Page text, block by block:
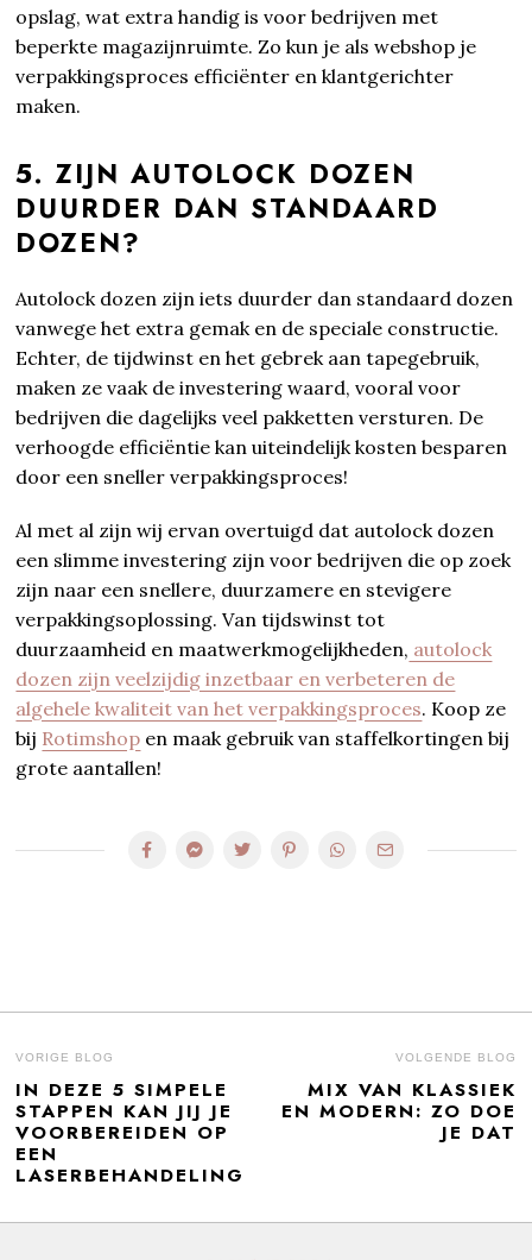
opslag, wat extra handig is voor bedrijven met
beperkte magazijnruimte. Zo kun je als webshop je
verpakkingsproces efficiënter en klantgerichter
maken.
5. ZIJN AUTOLOCK DOZEN
DUURDER DAN STANDAARD
DOZEN?
Autolock dozen zijn iets duurder dan standaard dozen
vanwege het extra gemak en de speciale constructie.
Echter, de tijdwinst en het gebrek aan tapegebruik,
maken ze vaak de investering waard, vooral voor
bedrijven die dagelijks veel pakketten versturen. De
verhoogde efficiëntie kan uiteindelijk kosten besparen
door een sneller verpakkingsproces!
Al met al zijn wij ervan overtuigd dat autolock dozen
een slimme investering zijn voor bedrijven die op zoek
zijn naar een snellere, duurzamere en stevigere
verpakkingsoplossing. Van tijdswinst tot
duurzaamheid en maatwerkmogelijkheden, autolock
dozen zijn veelzijdig inzetbaar en verbeteren de
algehele kwaliteit van het verpakkingsproces. Koop ze
bij Rotimshop en maak gebruik van staffelkortingen bij
grote aantallen!
BERICHT
NAVIGATIE
VORIGE BLOG
Previous
post:
IN DEZE 5 SIMPELE
STAPPEN KAN JIJ JE
VOORBEREIDEN OP
EEN
LASERBEHANDELING
VOLGENDE BLOG
MIX VAN KLASSIEK
EN MODERN: ZO DOE
JE DAT